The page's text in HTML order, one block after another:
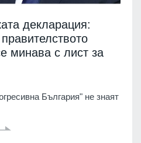
декларация:
минава с лист за
България" не знаят